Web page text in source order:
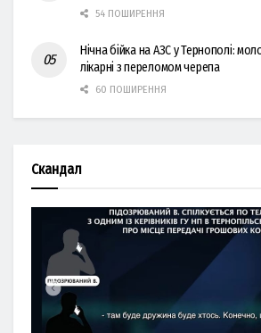
54 ПОШИРЕННЯ
Нічна бійка на АЗС у Тернополі:
лікарні з переломом черепа
60 ПОШИРЕННЯ
Скандал